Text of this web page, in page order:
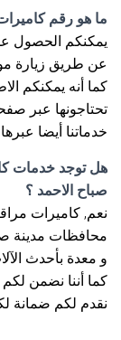
ما هو رقم
يمكنكم الحصول
عن طريق زيارة
كما أنه يمكنكم
تحتاجونها عبر
خدماتنا أيضا
هل توجد خدمات
صباح الاحمد ؟
نعم, كاميرات
محافظات مدينة
و معدة بأحدث
كما أننا نضمن
نقدم لكم ضمانة